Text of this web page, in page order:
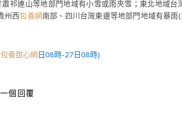
祁連山等地部門地域有小雪或雨夾雪；東北地域台
州西包養網南部、四川台灣東邊等地部門地域有暴雨
包養甜心網日08時-27日08時)
個回覆